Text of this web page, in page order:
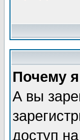
Почему
А вы
доступ